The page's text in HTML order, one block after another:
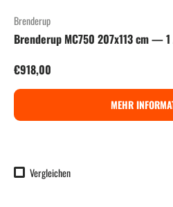
Brenderup
Brenderup MC750 207x113 cm —
Normaler Preis
€918,00
MEHR
Vergleichen